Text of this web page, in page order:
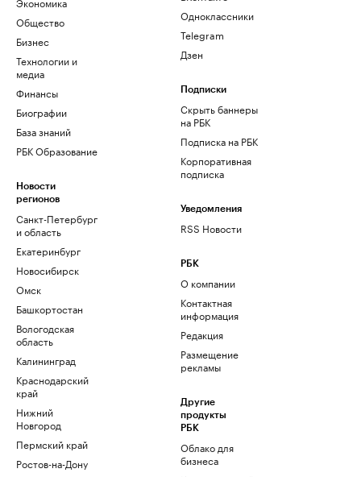
Общество
Бизнес
Технологии и
медиа
Финансы
Биографии
База знаний
РБК Образование
Новости
регионов
Санкт-Петербург
и область
Екатеринбург
Новосибирск
Омск
Башкортостан
Вологодская
область
Калининград
Краснодарский
край
Нижний
Новгород
Пермский край
Ростов-на-Дону
Одноклассники
Telegram
Дзен
Подписки
Скрыть баннеры
на РБК
Подписка на РБК
Корпоративная
подписка
Уведомления
RSS Новости
РБК
О компании
Контактная
информация
Редакция
Размещение
рекламы
Другие
продукты
РБК
Облако для
бизнеса